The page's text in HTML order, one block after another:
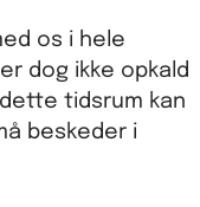
os i hele
dog ikke opkald
dette tidsrum kan
beskeder i